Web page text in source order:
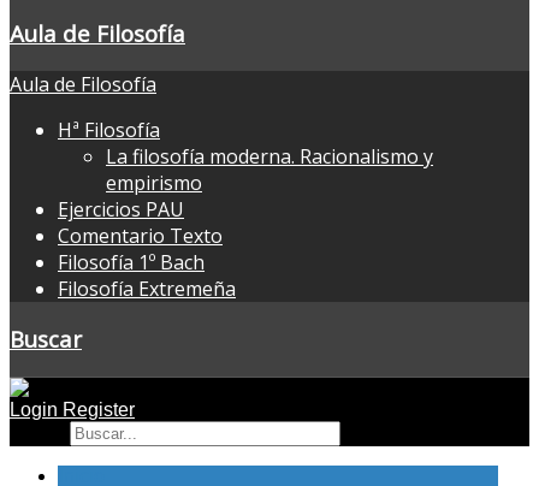
Aula de Filosofía
Aula de Filosofía
Hª Filosofía
La filosofía moderna. Racionalismo y
empirismo
Ejercicios PAU
Comentario Texto
Filosofía 1º Bach
Filosofía Extremeña
Buscar
Login Register